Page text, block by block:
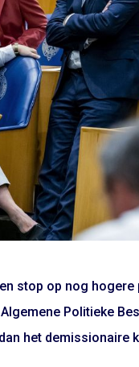
stop op nog
Politieke
het demissionaire